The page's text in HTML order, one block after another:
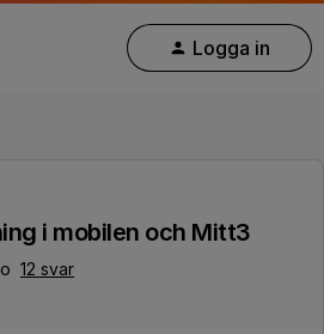
Logga in
i mobilen och Mitt3
12 svar